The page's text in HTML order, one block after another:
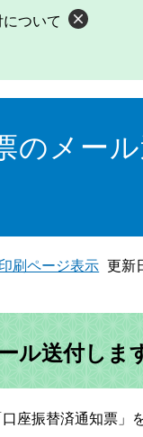
ついて
のメー
刷ページ表示 更新
ル送付しま
座振替済通知票」